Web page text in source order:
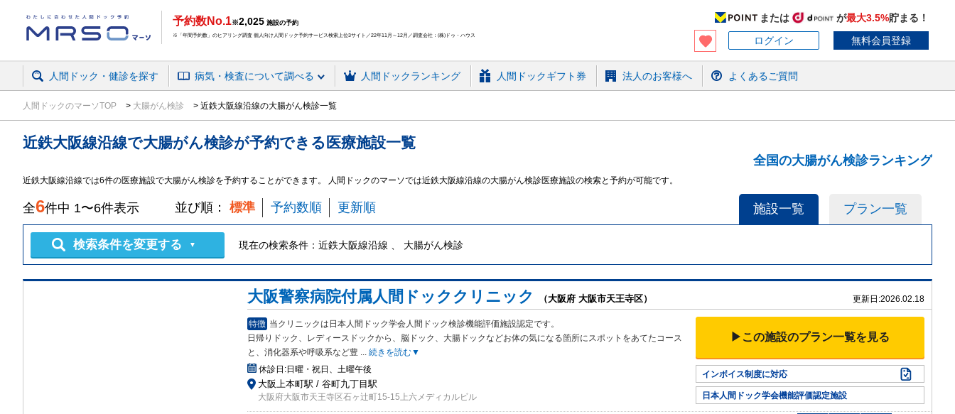
予約数No.1※2,025 施設の予約
※「年間予約数」のヒアリング調査 個人向け人間ドック予約サービス検索上位3サイト／22年11月～12月／調査会社：(株)ドゥ・ハウス
または が最大3.5%貯まる！
ログイン
無料会員登録
人間ドック・健診を探す 病気・検査について調べる 人間ドックランキング 人間ドックギフト券 法人のお客様へ よくあるご質問
人間ドックのマーソTOP 大腸がん検診 近鉄大阪線沿線の大腸がん検診一覧
近鉄大阪線沿線で大腸がん検診が予約できる 医療施設一覧
全国の大腸がん検診ランキング
近鉄大阪線沿線では6件の医療施設で大腸がん検診を予約することができます。 人間ドックのマーソでは近鉄大阪線沿線の大腸がん検診医療施設の検索と予約が可能です。
施設一覧 プラン一覧
全6件中 1〜6件表示 並び順： 標準 予約数順 更新順
検索条件を変更する ▼ 現在の検索条件： 近鉄大阪線沿線 、 大腸がん検診
大阪警察病院付属人間ドッククリニック （大阪府 大阪市天王寺区） 更新日:2026.02.18
特徴 当クリニックは日本人間ドック学会人間ドック検診機能評価施設認定です。
日帰りドック、レディースドッ クから、脳ドック、大腸ドックなどお体の気になる箇所にスポットをあてたコース
と、消化器系や呼吸系など豊 ... 続きを読む▼
休診日:日曜・祝日、土曜午後
大阪上本町駅 / 谷町九丁目駅
大阪府大阪市天王寺区石ヶ辻町15-15上六メディカルビル
▶この施設のプラン一覧を見る
インボイス制度に対応
日本人間ドック学会機能評価認定施設